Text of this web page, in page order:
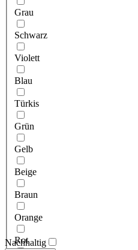
Grau
Schwarz
Violett
Blau
Türkis
Grün
Gelb
Beige
Braun
Orange
Rot
Nachhaltig